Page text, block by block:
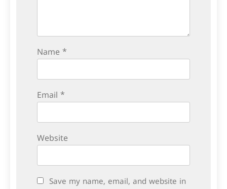
Name *
Email *
Website
Save my name, email, and website in